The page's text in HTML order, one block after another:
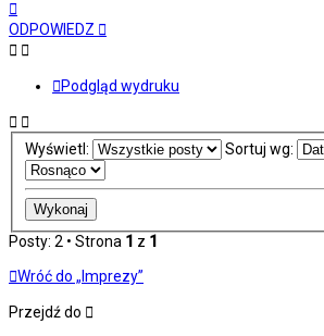
górę
ODPOWIEDZ
Podgląd wydruku
Wyświetl: Sortuj wg:
Posty: 2 • Strona 1 z 1
Wróć do „Imprezy”
Przejdź do